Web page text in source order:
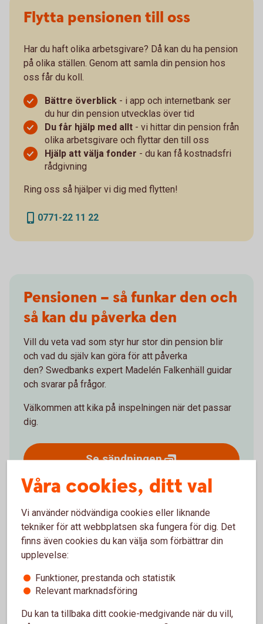
Flytta pensionen till oss
Har du haft olika arbetsgivare? Då kan du ha pension
på olika ställen. Genom att samla din pension hos
oss får du koll.
Bättre överblick - i app och internetbank ser
du hur din pension utvecklas över tid
Du får hjälp med allt - vi hittar din pension från
olika arbetsgivare och flyttar den till oss
Hjälp att välja fonder - du kan få kostnadsfri
rådgivning
Ring oss så hjälper vi dig med flytten!
0771-22 11 22
Pensionen – så funkar den och
så kan du påverka den
Vill du veta vad som styr hur stor din pension blir
och vad du själv kan göra för att påverka
den? Swedbanks expert Madelén Falkenhäll guidar
och svarar på frågor.
Välkommen att kika på inspelningen när det passar
dig.
Sesändningen
Så funkar pensionssystemet –
pensionens 3 delar
från jobbet och från ditteget sparande. Tillsammans
Våra cookies, ditt val
Vi använder nödvändiga cookies eller liknande
tekniker för att webbplatsen ska fungera för dig. Det
finns även cookies du kan välja som förbättrar din
upplevelse:
Funktioner, prestanda och statistik
Relevant marknadsföring
Du kan ta tillbaka ditt cookie-medgivande när du vill,